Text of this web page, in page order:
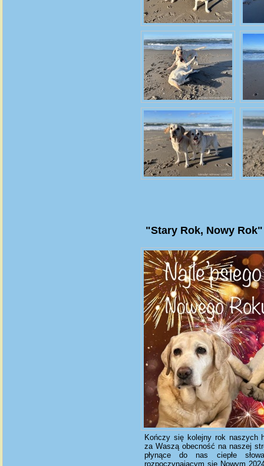
"Stary Rok, Nowy Rok"
Kończy się kolejny rok naszych
za Waszą obecność na naszej
płynące do nas ciepłe
rozpoczynającym się Nowym